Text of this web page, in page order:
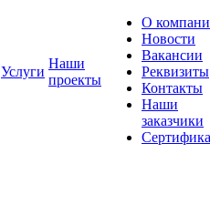
Услуги
Наши
проекты
О
Новости
Вакансии
Реквизиты
Контакты
Наши
заказчики